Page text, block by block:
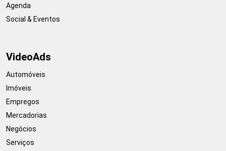
Agenda
Social & Eventos
VideoAds
Automóveis
Imóveis
Empregos
Mercadorias
Negócios
Serviços